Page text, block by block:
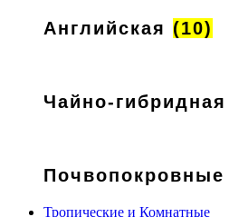
Английская (10)
Чайно-гибридная
Тропические и Комнатные